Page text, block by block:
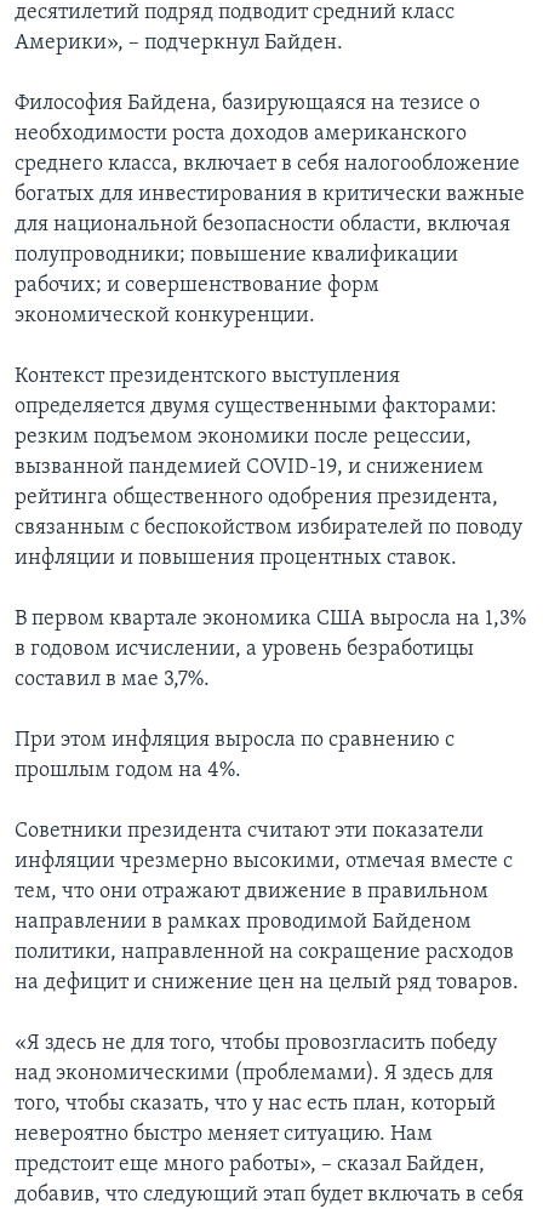
десятилетий подряд подводит средний класс
Америки», – подчеркнул Байден.
Философия Байдена, базирующаяся на тезисе о
необходимости роста доходов американского
среднего класса, включает в себя налогообложение
богатых для инвестирования в критически важные
для национальной безопасности области, включая
полупроводники; повышение квалификации
рабочих; и совершенствование форм
экономической конкуренции.
Контекст президентского выступления
определяется двумя существенными факторами:
резким подъемом экономики после рецессии,
вызванной пандемией COVID-19, и снижением
рейтинга общественного одобрения президента,
связанным с беспокойством избирателей по поводу
инфляции и повышения процентных ставок.
В первом квартале экономика США выросла на 1,3%
в годовом исчислении, а уровень безработицы
составил в мае 3,7%.
При этом инфляция выросла по сравнению с
прошлым годом на 4%.
Советники президента считают эти показатели
инфляции чрезмерно высокими, отмечая вместе с
тем, что они отражают движение в правильном
направлении в рамках проводимой Байденом
политики, направленной на сокращение расходов
на дефицит и снижение цен на целый ряд товаров.
«Я здесь не для того, чтобы провозгласить победу
над экономическими (проблемами). Я здесь для
того, чтобы сказать, что у нас есть план, который
невероятно быстро меняет ситуацию. Нам
предстоит еще много работы», – сказал Байден,
добавив, что следующий этап будет включать в себя